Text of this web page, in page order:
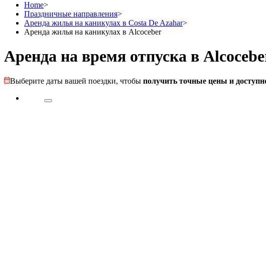
Home>
Праздничные направления>
Аренда жилья на каникулах в Costa De Azahar>
Аренда жилья на каникулах в Alcoceber
Аренда на время отпуска в
Выберите даты вашей поездки, чтобы получить точные цены и